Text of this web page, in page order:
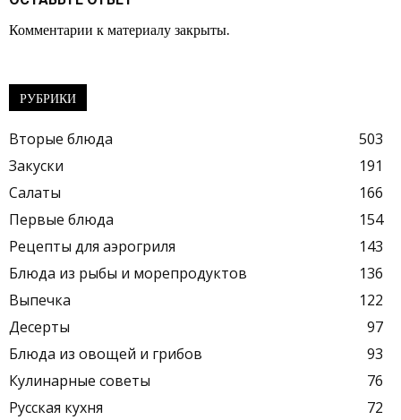
Комментарии к материалу закрыты.
РУБРИКИ
Вторые блюда
503
Закуски
191
Салаты
166
Первые блюда
154
Рецепты для аэрогриля
143
Блюда из рыбы и морепродуктов
136
Выпечка
122
Десерты
97
Блюда из овощей и грибов
93
Кулинарные советы
76
Русская кухня
72